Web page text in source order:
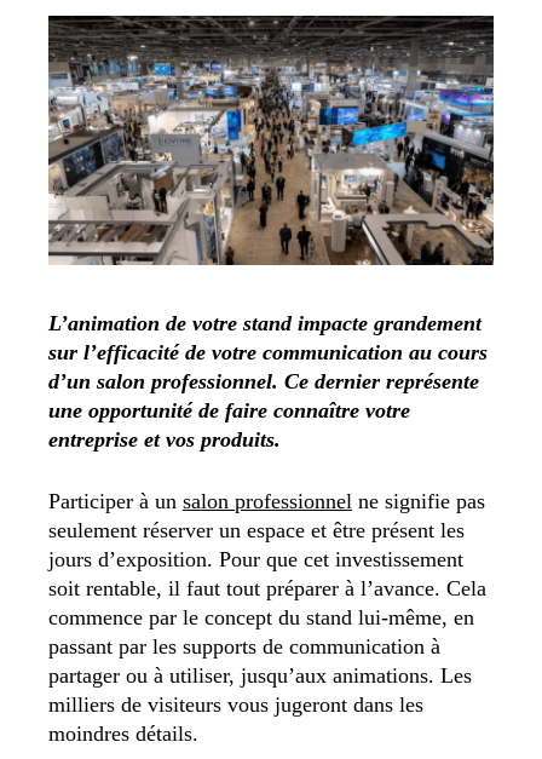
L’animation de votre stand impacte grandement
sur l’efficacité de votre communication au cours
d’un salon professionnel. Ce dernier représente
une opportunité de faire connaître votre
entreprise et vos produits.
Participer à un salon professionnel ne signifie pas
seulement réserver un espace et être présent les
jours d’exposition. Pour que cet investissement
soit rentable, il faut tout préparer à l’avance. Cela
commence par le concept du stand lui-même, en
passant par les supports de communication à
partager ou à utiliser, jusqu’aux animations. Les
milliers de visiteurs vous jugeront dans les
moindres détails.